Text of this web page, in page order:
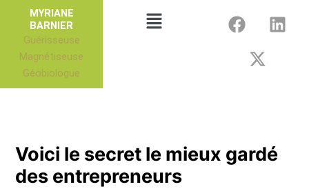
contenu
MYRIANE
BARNIER
Guérisseuse
Magnétiseuse
Géobiologue
Menu
F
a
L
i
t
w
r
Voici le secret le mieux gardé
des entrepreneurs